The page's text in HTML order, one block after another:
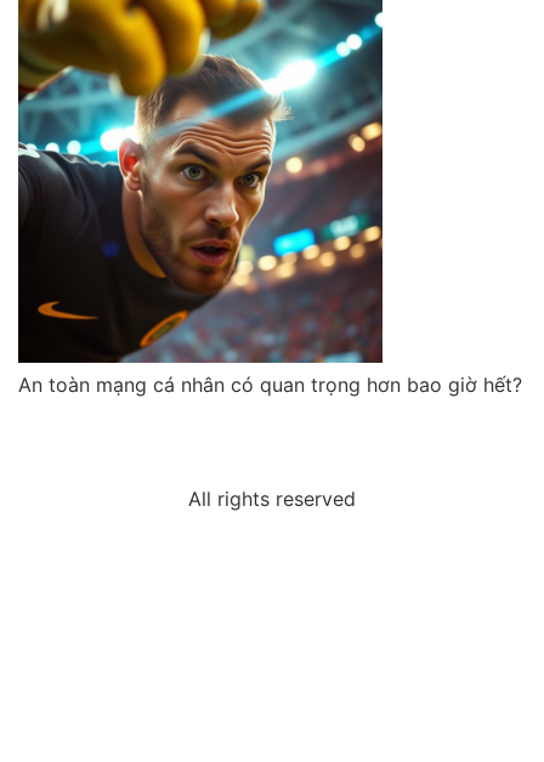
An toàn mạng cá nhân có quan trọng hơn bao giờ hết?
All rights reserved